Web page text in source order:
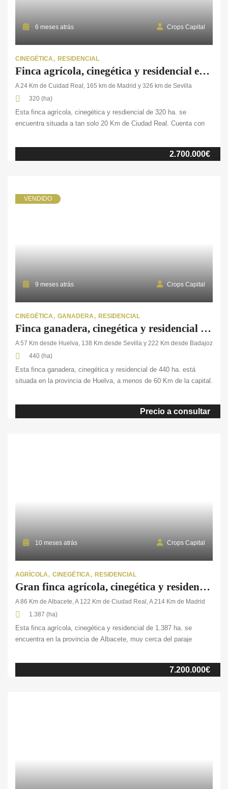
6 meses atrás Crops Capital
CINEGÉTICA RESIDENCIAL
Finca agrícola, cinegética y residencial en Ciudad Real
A 24 Km de Cuidad Real, 165 km de Madrid y 326 km de Sevilla
320 (ha)
Esta finca agrícola, cinegética y resdiencial de 320 ha. se
encuentra situada a tan solo 20 Km de Ciudad Real. Cuenta con
bajo y 55 ha. de pinar maderable. En cuanto al conjunto de
edificaciones, encontramos una vivienda pareada en dos casas
2.700.000€
VENDIDO
9 meses atrás Crops Capital
CINEGÉTICA GANADERA RESIDENCIAL
Finca ganadera, cinegética y residencial en Huelva
A 57 Km desde Huelva, 138 Km desde Sevilla y 222 Km desde Badajoz
440 (ha)
Esta finca ganadera, cinegética y residencial de 440 ha. está
situada en la provincia de Huelva, a menos de 60 Km de la capital.
150 ha. de pastos y dehesa y una parte de masa forestal. La
parte de la propiedad está arrendada para un parque eólico. En
Precio a consultar
10 meses atrás Crops Capital
AGRÍCOLA CINEGÉTICA RESIDENCIAL
Gran finca agrícola, cinegética y residencial en la provincia de Albacete
A 86 Km de Albacete, A 122 Km de Ciudad Real, A 214 Km de Madrid
1.387 (ha)
Esta finca agrícola, cinegética y residencial de 1.387 ha. se
encuentra en la provincia de Albacete, muy cerca del paraje
de 830 ha. de labor de secano, 230 ha. de encinar, 0,6 ha. de
olivar, pastos y monte bajo. En ella encontramos una vivienda
7.200.000€